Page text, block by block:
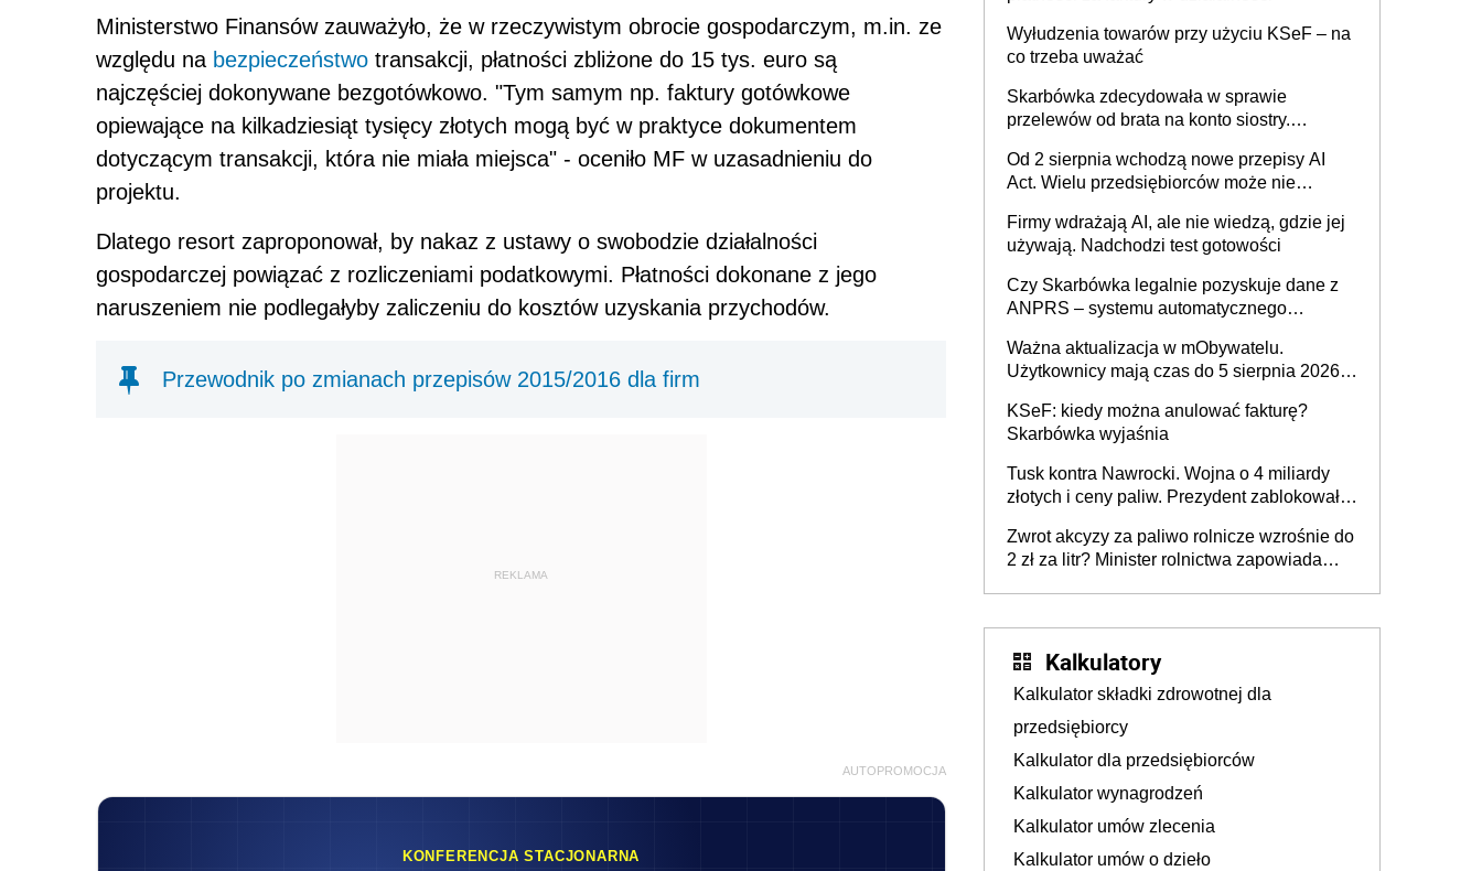
Ministerstwo Finansów zauważyło, że w rzeczywistym obrocie gospodarczym, m.in. ze
względu na bezpieczeństwo transakcji, płatności zbliżone do 15 tys. euro są
najczęściej dokonywane bezgotówkowo. "Tym samym np. faktury gotówkowe
opiewające na kilkadziesiąt tysięcy złotych mogą być w praktyce dokumentem
dotyczącym transakcji, która nie miała miejsca" - oceniło MF w uzasadnieniu do
projektu.
Dlatego resort zaproponował, by nakaz z ustawy o swobodzie działalności
gospodarczej powiązać z rozliczeniami podatkowymi. Płatności dokonane z jego
naruszeniem nie podlegałyby zaliczeniu do kosztów uzyskania przychodów.
Przewodnik po zmianach przepisów 2015/2016 dla firm
REKLAMA
AUTOPROMOCJA
KONFERENCJA STACJONARNA
Wyłudzenia towarów przy użyciu KSeF – na
co trzeba uważać
Skarbówka zdecydowała w sprawie
przelewów od brata na konto siostry.
darowizna, ale podatku jednak nie będzie
Od 2 sierpnia wchodzą nowe przepisy AI
Act. Wielu przedsiębiorców może nie
Firmy wdrażają AI, ale nie wiedzą, gdzie jej
używają. Nadchodzi test gotowości
Czy Skarbówka legalnie pozyskuje dane z
ANPRS – systemu automatycznego
pojazdów z kamer drogowych?
Ważna aktualizacja w mObywatelu.
Użytkownicy mają czas do 5 sierpnia 2026
KSeF: kiedy można anulować fakturę?
Skarbówka wyjaśnia
Tusk kontra Nawrocki. Wojna o 4 miliardy
złotych i ceny paliw. Prezydent zablokował
wymierzonym we wszystkich polskich
kierowców”
Zwrot akcyzy za paliwo rolnicze wzrośnie do
2 zł za litr? Minister rolnictwa zapowiada
Kalkulatory
Kalkulator składki zdrowotnej dla
przedsiębiorcy
Kalkulator dla przedsiębiorców
Kalkulator wynagrodzeń
Kalkulator umów zlecenia
Kalkulator umów o dzieło